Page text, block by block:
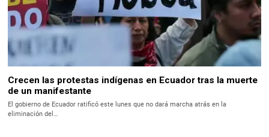
Crecen las protestas indígenas en Ecuador tras la muerte
de un manifestante
El gobierno de Ecuador ratificó este lunes que no dará marcha atrás en la
eliminación del…